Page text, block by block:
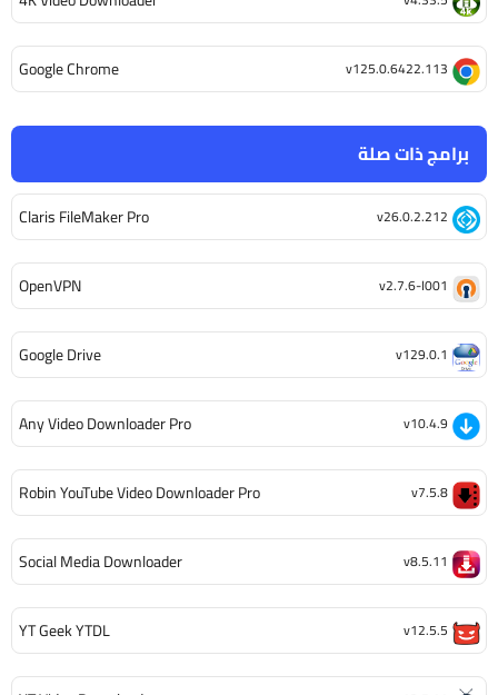
برامج ذات صلة
Claris FileMaker Pro v26.0.2.212
OpenVPN v2.7.6-I001
Google Drive v129.0.1
Any Video Downloader Pro v10.4.9
Robin YouTube Video Downloader Pro v7.5.8
Social Media Downloader v8.5.11
YT Geek YTDL v12.5.5
Google Chrome v125.0.6422.113